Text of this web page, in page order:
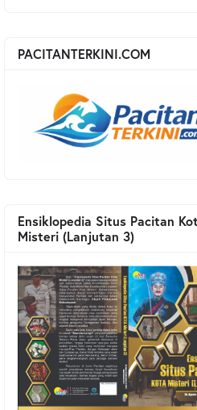
PACITANTERKINI.COM
Ensiklopedia Situs Pacitan
Misteri (Lanjutan 3)